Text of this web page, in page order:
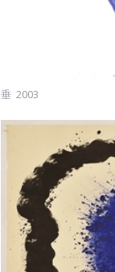
垂 2003